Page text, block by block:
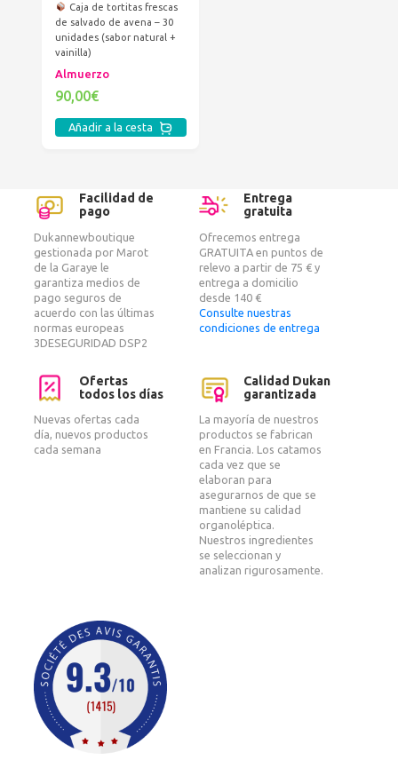
Caja de tortitas frescas
de salvado de avena – 30
unidades (sabor natural +
vainilla)
Almuerzo
90,00€
Añadir a la cesta
Facilidad de
pago
Dukannewboutique
gestionada por Marot
de la Garaye le
garantiza medios de
pago seguros de
acuerdo con las últimas
normas europeas
3DESEGURIDAD DSP2
Entrega
gratuita
Ofrecemos entrega
GRATUITA en puntos de
relevo a partir de 75 € y
entrega a domicilio
desde 140 €
Consulte nuestras
condiciones de entrega
Ofertas
todos los días
Nuevas ofertas cada
día, nuevos productos
cada semana
Calidad Dukan
garantizada
La mayoría de nuestros
productos se fabrican
en Francia. Los catamos
cada vez que se
elaboran para
asegurarnos de que se
mantiene su calidad
organoléptica.
Nuestros ingredientes
se seleccionan y
analizan rigurosamente.